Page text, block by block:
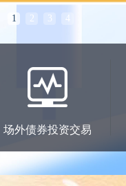
1 2 3 4
场外债券投资交易